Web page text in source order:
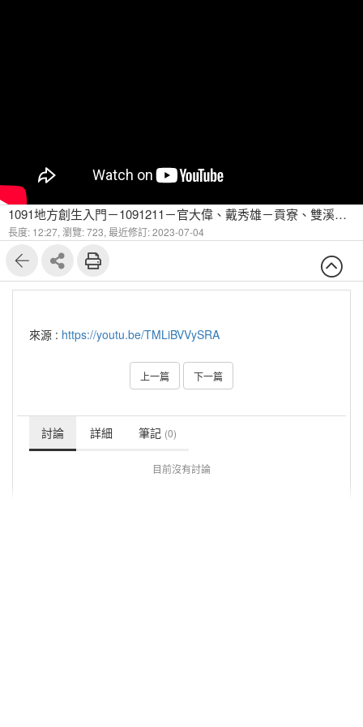
1091地方創生入門－1091211－官大偉、戴秀雄－貢寮、雙溪課題盤點（同學報告） 3
長度: 12:27, 瀏覽: 723, 最近修訂: 2023-07-04
來源 : https://youtu.be/TMLiBVVySRA
上一篇 下一篇
討論 詳細 筆記 (0)
目前沒有討論